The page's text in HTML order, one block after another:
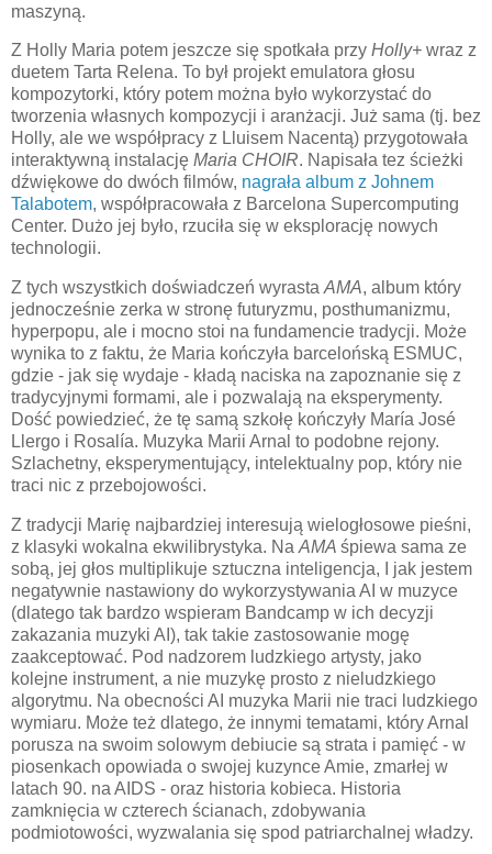
maszyną.
Z Holly Maria potem jeszcze się spotkała przy Holly+ wraz z
duetem Tarta Relena. To był projekt emulatora głosu
kompozytorki, który potem można było wykorzystać do
tworzenia własnych kompozycji i aranżacji. Już sama (tj. bez
Holly, ale we współpracy z Lluisem Nacentą) przygotowała
interaktywną instalację Maria CHOIR. Napisała tez ścieżki
dźwiękowe do dwóch filmów, nagrała album z Johnem
Talabotem, współpracowała z Barcelona Supercomputing
Center. Dużo jej było, rzuciła się w eksplorację nowych
technologii.
Z tych wszystkich doświadczeń wyrasta AMA, album który
jednocześnie zerka w stronę futuryzmu, posthumanizmu,
hyperpopu, ale i mocno stoi na fundamencie tradycji. Może
wynika to z faktu, że Maria kończyła barcelońską ESMUC,
gdzie - jak się wydaje - kładą naciska na zapoznanie się z
tradycyjnymi formami, ale i pozwalają na eksperymenty.
Dość powiedzieć, że tę samą szkołę kończyły María José
Llergo i Rosalía. Muzyka Marii Arnal to podobne rejony.
Szlachetny, eksperymentujący, intelektualny pop, który nie
traci nic z przebojowości.
Z tradycji Marię najbardziej interesują wielogłosowe pieśni,
z klasyki wokalna ekwilibrystyka. Na AMA śpiewa sama ze
sobą, jej głos multiplikuje sztuczna inteligencja, I jak jestem
negatywnie nastawiony do wykorzystywania AI w muzyce
(dlatego tak bardzo wspieram Bandcamp w ich decyzji
zakazania muzyki AI), tak takie zastosowanie mogę
zaakceptować. Pod nadzorem ludzkiego artysty, jako
kolejne instrument, a nie muzykę prosto z nieludzkiego
algorytmu. Na obecności AI muzyka Marii nie traci ludzkiego
wymiaru. Może też dlatego, że innymi tematami, który Arnal
porusza na swoim solowym debiucie są strata i pamięć - w
piosenkach opowiada o swojej kuzynce Amie, zmarłej w
latach 90. na AIDS - oraz historia kobieca. Historia
zamknięcia w czterech ścianach, zdobywania
podmiotowości, wyzwalania się spod patriarchalnej władzy.